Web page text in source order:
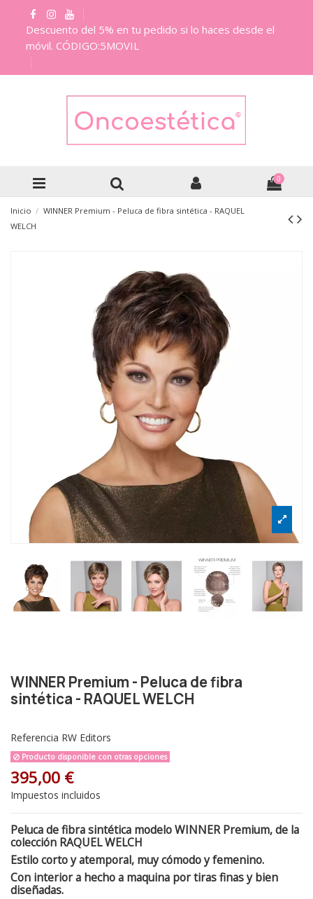
Descuento del 5% en tu pedido si lo haces desde el
móvil. CÓDIGO:5MOVIL
0
Inicio
WINNER Premium - Peluca de fibra sintética - RAQUEL
WELCH
WINNER Premium - Peluca de fibra
sintética - RAQUEL WELCH
Referencia RW Editors
Producto disponible con otras opciones
395,00 €
Impuestos incluidos
Peluca de fibra sintética modelo WINNER Premium, de la
colección RAQUEL WELCH
Estilo corto y atemporal, muy cómodo y femenino.
Con interior a hecho a maquina por tiras finas y bien
diseñadas.